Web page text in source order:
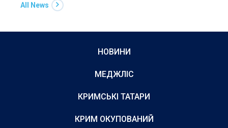
All News
НОВИНИ
МЕДЖЛІС
КРИМСЬКІ ТАТАРИ
КРИМ ОКУПОВАНИЙ